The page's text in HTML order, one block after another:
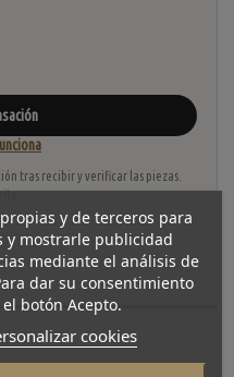
tras recibir y verificar las piezas.
y de terceros para
y mostrarle publicidad
mediante el análisis de
dar su consentimiento
botón Acepto.
cookies